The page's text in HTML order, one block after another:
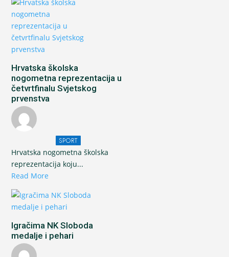
Hrvatska školska
nogometna reprezentacija u
četvrtfinalu Svjetskog
prvenstva
SPORT
Hrvatska nogometna školska
reprezentacija koju...
Read More
Igračima NK Sloboda
medalje i pehari